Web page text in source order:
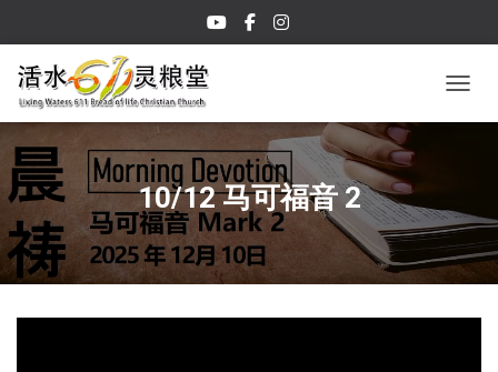
10/12 马可福音 2